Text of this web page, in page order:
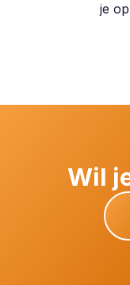
je
Wil